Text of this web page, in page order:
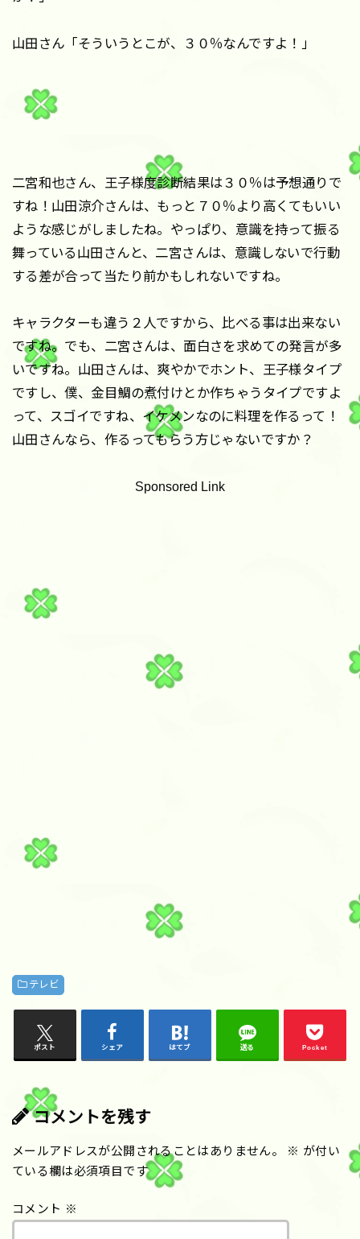
山田さん「そういうとこが、３０％なんですよ！」
二宮和也さん、王子様度診断結果は３０％は予想通りで
すね！山田涼介さんは、もっと７０％より高くてもいい
ような感じがしましたね。やっぱり、意識を持って振る
舞っている山田さんと、二宮さんは、意識しないで行動
する差が合って当たり前かもしれないですね。
キャラクターも違う２人ですから、比べる事は出来ない
ですね。でも、二宮さんは、面白さを求めての発言が多
いですね。山田さんは、爽やかでホント、王子様タイプ
ですし、僕、金目鯛の煮付けとか作ちゃうタイプですよ
って、スゴイですね、イケメンなのに料理を作るって！
山田さんなら、作るってもらう方じゃないですか？
Sponsored Link
テレビ
ポスト シェア はてブ 送る Pocket
コメントを残す
メールアドレスが公開されることはありません。 ※ が付い
ている欄は必須項目です
コメント ※